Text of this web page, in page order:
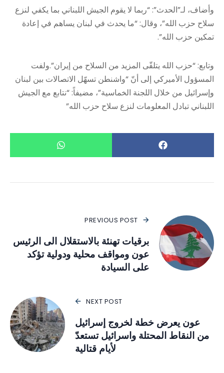
وأضاف، لـ”الحدث”: “ربما لا يقوم الجيش اللبناني بما يكفي لنزع
سلاح حزب الله”، وقال: “ما يحدث في لبنان يساهم في إعادة
تمكين حزب الله”.
وتابع: “حزب الله يتلقّى المزيد من السلاح من إيران”.ولفت
المسؤول الأميركي إلى أنّ “واشنطن تسهّل الاتصالات بين لبنان
وإسرائيل من خلال اللجنة الخماسية”، مضيفاً: “نتابع مع الجيش
اللبناني تبادل المعلومات لنزع سلاح حزب الله”
PREVIOUS POST
برقيات تهنئة بالاستقلال الى الرئيس
عون ومواقف محلية ودولية تؤكد
على السيادة
NEXT POST
عون يعرض خطة لخروج إسرائيل
من النقاط المحتلة واسرائيل تستعدّ
لأيام قتالية